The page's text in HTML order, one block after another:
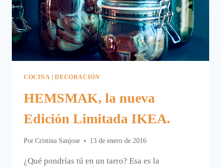
COCINA |DECORACIÓN
HEMSMAK, la nueva
Edición Limitada IKEA.
Por Cristina Sanjose 13 de enero de 2016
¿Qué pondrías tú en un tarro? Esa es la